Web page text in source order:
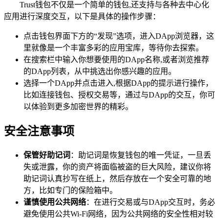
Trust钱包不仅是一个简单的钱包,还支持与各种去中心化
应用进行深度交互，以下是具体的操作步骤：
点击钱包界面下方的“发现”选项，进入DApp浏览器，这
里就像是一个丰富多彩的应用宝库，等待你去探索。
在搜索栏中输入你想要使用的DApp名称,或者浏览推荐
的DApp列表，从中挑选出你感兴趣的应用。
选择一个DApp并点击进入,根据DApp的提示进行操作，
比如连接钱包、授权交易等，通过与DApp的交互，你可
以体验到更多加密世界的精彩。
安全注意事项
保管好助记词 ：助记词是恢复钱包的唯一凭证，一旦丢
失或泄露，你的资产将面临被盗的巨大风险，建议你将
助记词认真抄写在纸上，然后存放在一个安全可靠的地
方，比如专门的保险箱中。
谨慎使用公共网络：在进行交易或与DApp交互时，务必
避免使用公共Wi-Fi网络，因为公共网络的安全性相对较